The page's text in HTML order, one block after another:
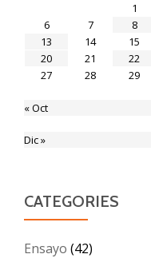
1
6
7 8
13
14 15
20
21 22
27
28 29
« Oct
Dic »
CATEGORIES
Ensayo (42)